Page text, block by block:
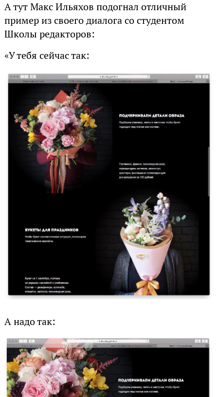
А тут Макс Ильяхов подогнал отличный
пример из своего диалога со студентом
Школы редакторов:
«У тебя сейчас так:
А надо так: